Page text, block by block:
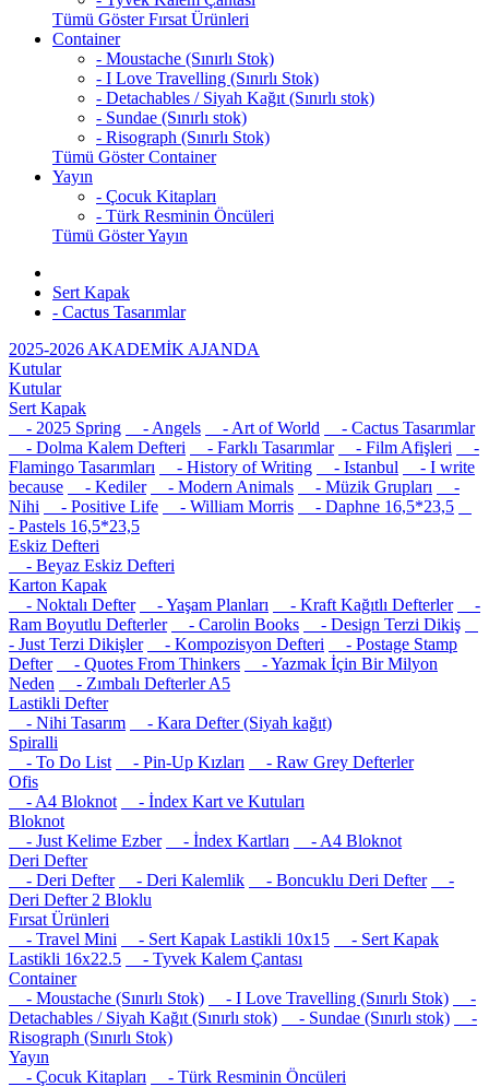
Tümü Göster Fırsat Ürünleri
Container
- Moustache (Sınırlı Stok)
- I Love Travelling (Sınırlı Stok)
- Detachables / Siyah Kağıt (Sınırlı stok)
- Sundae (Sınırlı stok)
- Risograph (Sınırlı Stok)
Tümü Göster Container
Yayın
- Çocuk Kitapları
- Türk Resminin Öncüleri
Tümü Göster Yayın
Sert Kapak
- Cactus Tasarımlar
2025-2026 AKADEMİK AJANDA
Kutular
Kutular
Sert Kapak
- 2025 Spring
- Angels - Art of World
- Cactus Tasarımlar
- Dolma Kalem Defteri
- Farklı Tasarımlar - Film Afişleri
-
Flamingo Tasarımları
- History of Writing - Istanbul
- I write
because
- Kediler - Modern Animals - Müzik Grupları
-
Nihi
- Positive Life - William Morris
- Daphne 16,5*23,5
- Pastels 16,5*23,5
Eskiz Defteri
- Beyaz Eskiz Defteri
Karton Kapak
- Noktalı Defter
- Yaşam Planları - Kraft Kağıtlı Defterler
-
Ram Boyutlu Defterler
- Carolin Books
- Design Terzi Dikiş
- Just Terzi Dikişler
- Kompozisyon Defteri
- Postage Stamp
Defter
- Quotes From Thinkers
- Yazmak İçin Bir Milyon
Neden
- Zımbalı Defterler A5
Lastikli Defter
- Nihi Tasarım
- Kara Defter (Siyah kağıt)
Spiralli
- To Do List
- Pin-Up Kızları
- Raw Grey Defterler
Ofis
- A4 Bloknot
- İndex Kart ve Kutuları
Bloknot
- Just Kelime Ezber
- İndex Kartları
- A4 Bloknot
Deri Defter
- Deri Defter
- Deri Kalemlik - Boncuklu Deri Defter
-
Deri Defter 2 Bloklu
Fırsat Ürünleri
- Travel Mini
- Sert Kapak Lastikli 10x15
- Sert Kapak
Lastikli 16x22.5
- Tyvek Kalem Çantası
Container
- Moustache (Sınırlı Stok)
- I Love Travelling (Sınırlı Stok)
-
Detachables / Siyah Kağıt (Sınırlı stok)
- Sundae (Sınırlı stok)
-
Risograph (Sınırlı Stok)
Yayın
- Çocuk Kitapları
- Türk Resminin Öncüleri